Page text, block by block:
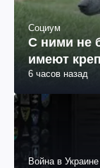
Социум
С ними не
имеют
6 часов назад
Война в Украине